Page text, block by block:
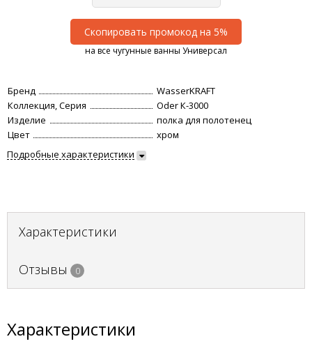
Скопировать промокод на 5%
на все чугунные ванны Универсал
Бренд
WasserKRAFT
Коллекция, Серия
Oder К-3000
Изделие
полка для полотенец
Цвет
хром
Подробные характеристики
Характеристики
Отзывы 0
Характеристики